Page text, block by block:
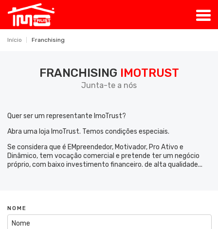
Início Franchising
FRANCHISING IMOTRUST
Junta-te a nós
Quer ser um representante ImoTrust?
Abra uma loja ImoTrust. Temos condições especiais.
Se considera que é EMpreendedor, Motivador, Pro Ativo e
Dinâmico, tem vocação comercial e pretende ter um negócio
próprio, com baixo investimento financeiro. de alta qualidade...
NOME